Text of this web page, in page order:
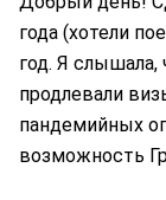
года (хотели
год. Я слышала,
продлевали
пандемийных
возможность